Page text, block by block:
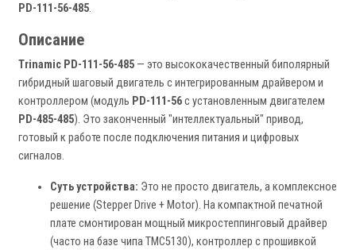
PD-111-56-485.
Описание
Trinamic PD-111-56-485 — это высококачественный биполярный
гибридный шаговый двигатель с интегрированным драйвером и
контроллером (модуль PD-111-56с установленным двигателем
PD-485-485). Это законченный "интеллектуальный" привод,
готовый к работе после подключения питания и цифровых
сигналов.
Суть устройства: Это не просто двигатель, а комплексное
решение (Stepper Drive + Motor). На компактной печатной
плате смонтирован мощный микростeппинговый драйвер
(часто на базе чипа TMC5130), контроллер с прошивкой